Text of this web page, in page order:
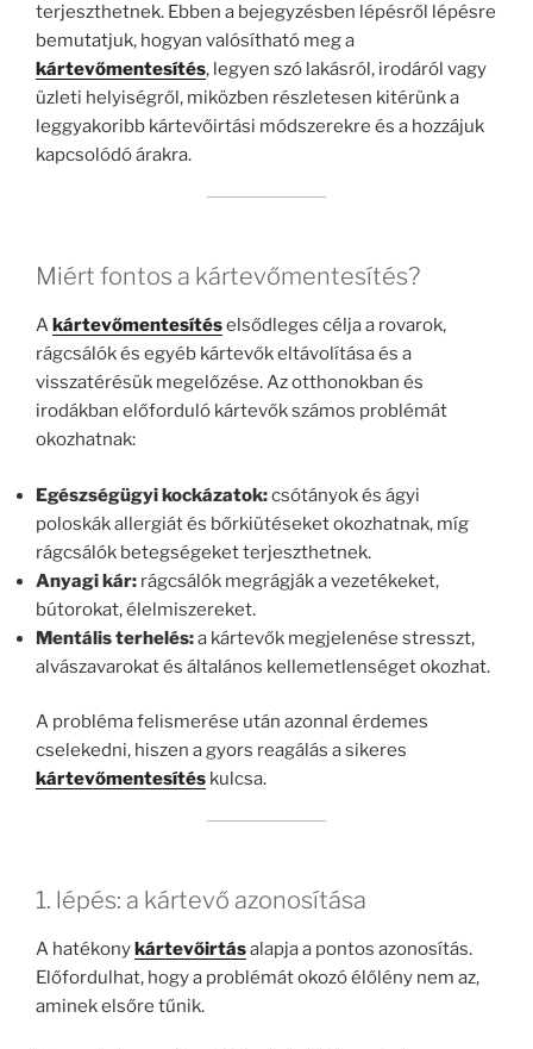
terjeszthetnek. Ebben a bejegyzésben lépésről lépésre
bemutatjuk, hogyan valósítható meg a
kártevőmentesítés, legyen szó lakásról, irodáról vagy
üzleti helyiségről, miközben részletesen kitérünk a
leggyakoribb kártevőirtási módszerekre és a hozzájuk
kapcsolódó árakra.
Miért fontos a kártevőmentesítés?
Akártevőmentesítéselsődleges célja a rovarok,
rágcsálók és egyéb kártevők eltávolítása és a
visszatérésük megelőzése. Az otthonokban és
irodákban előforduló kártevők számos problémát
okozhatnak:
Egészségügyi kockázatok:csótányok és ágyi
poloskák allergiát és bőrkiütéseket okozhatnak, míg
rágcsálók betegségeket terjeszthetnek.
Anyagi kár: rágcsálók megrágják a vezetékeket,
bútorokat, élelmiszereket.
Mentális terhelés:a kártevők megjelenése stresszt,
alvászavarokat és általános kellemetlenséget okozhat.
A probléma felismerése után azonnal érdemes
cselekedni, hiszen a gyors reagálás a sikeres
kártevőmentesítés kulcsa.
1. lépés: a kártevő azonosítása
A hatékonykártevőirtásalapja a pontos azonosítás.
Előfordulhat, hogy a problémát okozó élőlény nem az,
aminek elsőre tűnik.